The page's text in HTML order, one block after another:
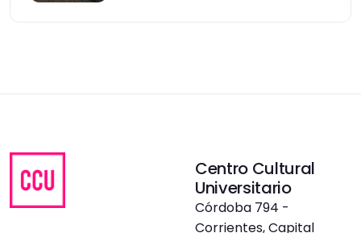
Centro Cultural
Universitario
Córdoba 794 -
Corrientes, Capital